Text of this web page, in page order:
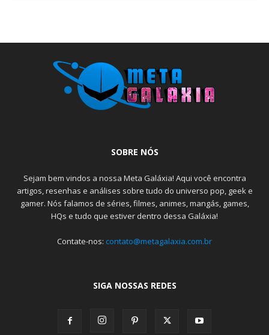
SOBRE NÓS
Sejam bem vindos a nossa Meta Galáxia! Aqui você encontra
artigos, resenhas e análises sobre tudo do universo pop, geek e
gamer. Nós falamos de séries, filmes, animes, mangás, games,
HQs e tudo que estiver dentro dessa Galáxia!
Contate-nos: contato@metagalaxia.com.br
SIGA NOSSAS REDES